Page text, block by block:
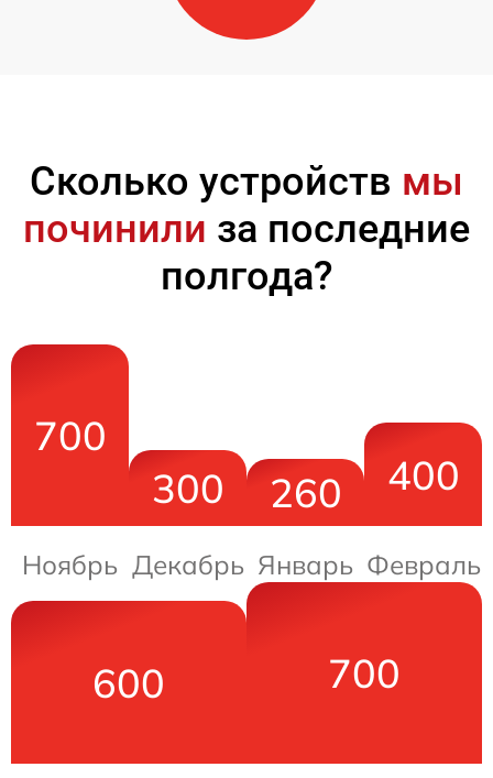
Сколько устройств мы
починили за последние
полгода?
700
Ноябрь
300
Декабрь
260
Январь
400
Февраль
600 700